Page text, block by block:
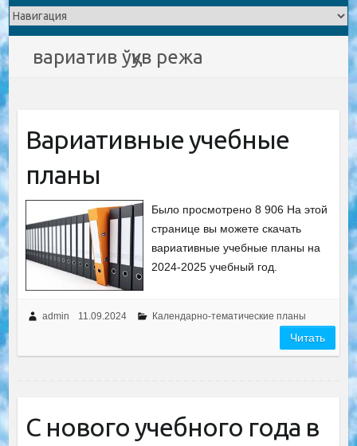
вариатив ўқув режа
Вариативные учебные
планы
Было просмотрено 8 906 На этой
странице вы можете скачать
вариативные учебные планы на
2024-2025 учебный год.
admin 11.09.2024 Календарно-тематические планы
Читать
С нового учебного года в